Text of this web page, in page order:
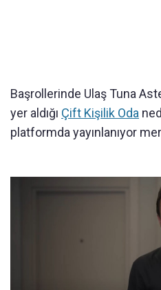
Başrollerinde Ulaş Tuna
yer aldığı Çift Kişilik Oda
platformda yayınlanıyor